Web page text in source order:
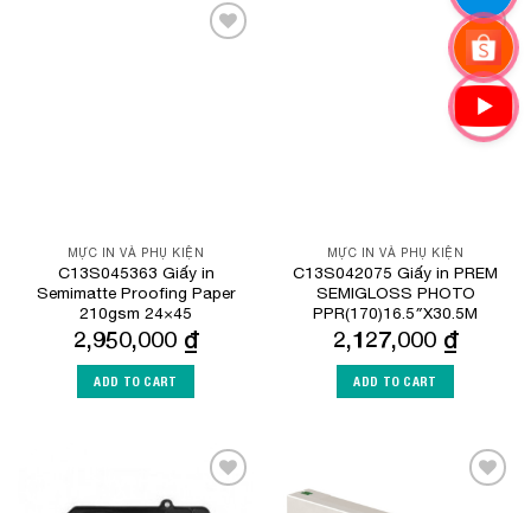
MỰC IN VÀ PHỤ KIỆN
C13S045363 Giấy in
Semimatte Proofing Paper
210gsm 24×45
2,950,000 ₫
ADD TO CART
Add to
Wishlist
MỰC IN VÀ PHỤ KIỆN
C13S042075 Giấy in PREM
SEMIGLOSS PHOTO
PPR(170)16.5″X30.5M
2,127,000 ₫
ADD TO CART
Add to